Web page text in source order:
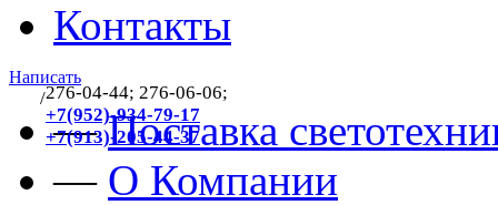
Контакты
Написать
/276-04-44; 276-06-06;
+7(952)-934-79-17
+7(913)-205-44-37
—Поставка
— О Компании